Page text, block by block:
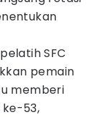
SFC
pemain
memberi
ke-53,